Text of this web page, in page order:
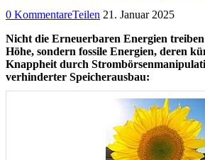
0 KommentareTeilen 21. Januar 2025
Nicht die Erneuerbaren Energien
Höhe, sondern fossile Energien, deren
Knappheit durch
verhinderter Speicherausbau: